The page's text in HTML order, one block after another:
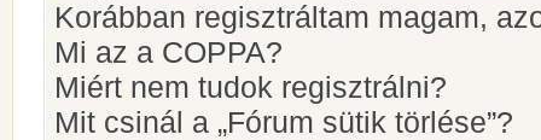
Korábban regisztráltam magam,
Mi az a COPPA?
Miért nem tudok regisztrálni?
Mit csinál a „Fórum sütik törlése”?